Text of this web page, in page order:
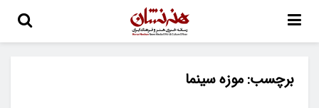
برچسب:موزه سینما